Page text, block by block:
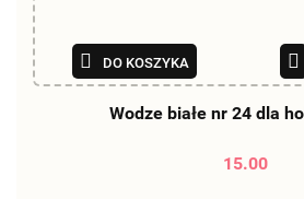
DO KOSZYKA
Wodze białe nr 24 dla
15.00